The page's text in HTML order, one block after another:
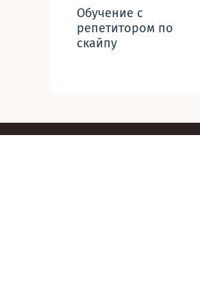
Обучение с
репетитором по
скайпу